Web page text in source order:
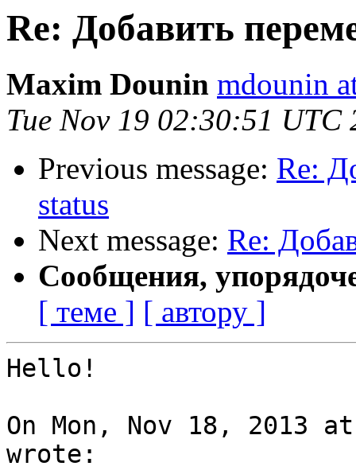
Re: Добавить
Maxim Dounin mdounin
Tue Nov 19 02:30:51 UTC
Previous message: Re:
status
Next message: Re:
Сообщения,
[ теме ] [ автору ]
Hello!
On Mon, Nov 18, 2013
wrote: